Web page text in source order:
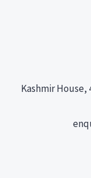
Kashmir House,